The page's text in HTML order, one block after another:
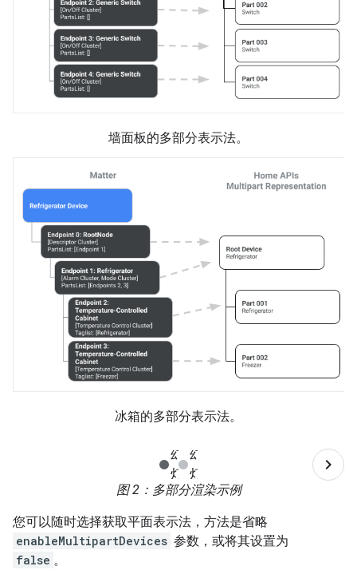
墙面板的多部分表示法。
冰箱的多部分表示法。
图 2：多部分渲染示例
您可以随时选择获取平面表示法，方法是省略
enableMultipartDevices 参数，或将其设置为
false 。